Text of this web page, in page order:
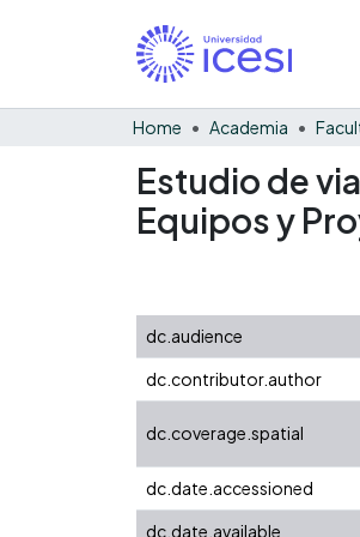
Home Academia
Estudio de
Equipos y
dc.audience
dc.contributor.author
dc.coverage.spatial
dc.date.accessioned
dc.date.available